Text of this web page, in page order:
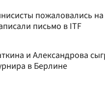
пожаловались
письмо в ITF
и Александрова
в Берлине